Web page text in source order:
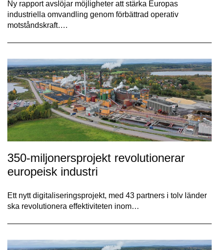
Ny rapport avslöjar möjligheter att stärka Europas
industriella omvandling genom förbättrad operativ
motståndskraft….
350-miljonersprojekt revolutionerar
europeisk industri
Ett nytt digitaliseringsprojekt, med 43 partners i tolv länder
ska revolutionera effektiviteten inom…